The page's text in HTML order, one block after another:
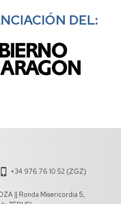
DEL:
+34 976 76 10 52 (ZGZ)
|| Ronda Misericordia 5,